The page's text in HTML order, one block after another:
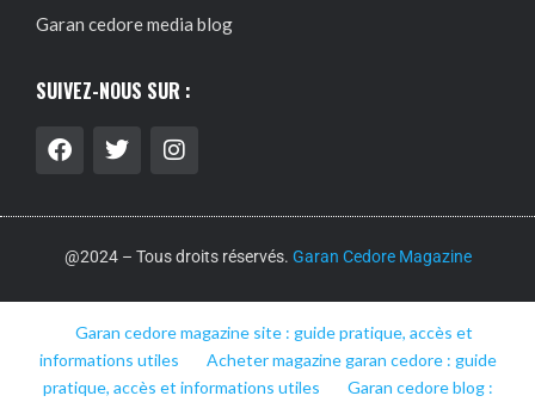
Garan cedore media blog
SUIVEZ-NOUS SUR :
@2024 – Tous droits réservés. Garan Cedore Magazine
Garan cedore magazine site : guide pratique, accès et
informations utiles
Acheter magazine garan cedore : guide
pratique, accès et informations utiles
Garan cedore blog :